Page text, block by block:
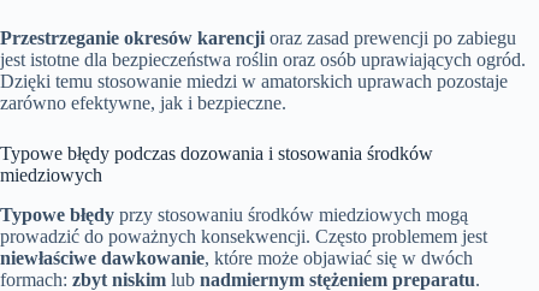
Przestrzeganie okresów karencji oraz zasad prewencji po zabiegu
jest istotne dla bezpieczeństwa roślin oraz osób uprawiających ogród.
Dzięki temu stosowanie miedzi w amatorskich uprawach pozostaje
zarówno efektywne, jak i bezpieczne.
Typowe błędy podczas dozowania i stosowania środków
miedziowych
Typowe błędy przy stosowaniu środków miedziowych mogą
prowadzić do poważnych konsekwencji. Często problemem jest
niewłaściwe dawkowanie, które może objawiać się w dwóch
formach: zbyt niskim lub nadmiernym stężeniem preparatu.